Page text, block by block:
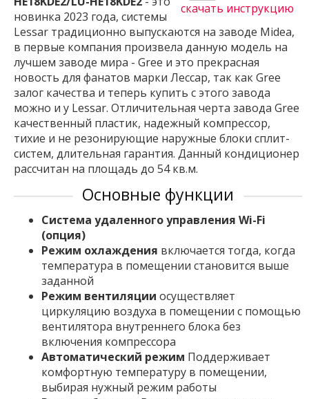
скачать инструкцию
новинка 2023 года, системы
Lessar традиционно выпускаются на заводе Midea,
в первые компания произвела данную модель на
лучшем заводе мира - Gree и это прекрасная
новость для фанатов марки Лессар, так как Gree
залог качества и теперь купить с этого завода
можно и у Lessar. Отличительная черта завода Gree
качественный пластик, надежный компрессор,
тихие и не резонирующие наружные блоки сплит-
систем, длительная гарантия. Данный кондиционер
рассчитан на площадь до 54 кв.м.
Основные функции
Система удаленного управления Wi-Fi
(опция)
Режим охлаждения включается тогда, когда
температура в помещении становится выше
заданной
Режим вентиляции осуществляет
циркуляцию воздуха в помещении с помощью
вентилятора внутреннего блока без
включения компрессора
Автоматический режим Поддерживает
комфортную температуру в помещении,
выбирая нужный режим работы